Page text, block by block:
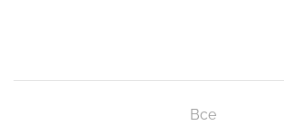
Все